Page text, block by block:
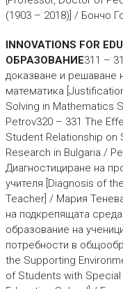
(1903 – 2018)] / Бончо
INNOVATIONS FOR
ОБРАЗОВАНИЕ311 –
доказване и решаване
математика
Solving in Mathematics
Petrov320 – 331 The
Student Relationship on
Research in Bulgaria /
Диагностициране на
учителя [Diagnosis of
Teacher] / Мария
на подкрепящата
образова­ние на
потребности в
the Supporting
of Students with